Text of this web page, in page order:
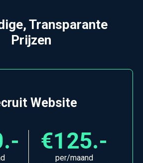
Transparante
Prijzen
Website
€125.-
per/maand